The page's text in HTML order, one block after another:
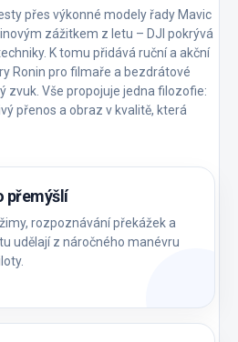
přes výkonné modely řady Mavic
zážitkem z letu – DJI pokrývá
K tomu přidává ruční a akční
Ronin pro filmaře a bezdrátové
zvuk. Vše propojuje jedna filozofie:
přenos a obraz v kvalitě, která
přemýšlí
rozpoznávání překážek a
udělají z náročného manévru